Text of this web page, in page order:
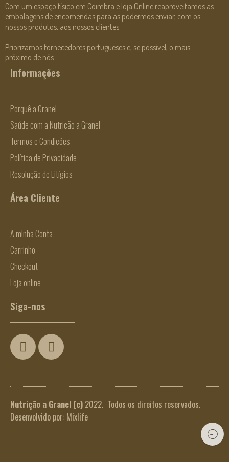
Com um espaço físico em Coimbra e loja Online reaproveitamos as
embalagens de encomendas para as podermos enviar, com os
nossos produtos, aos nossos clientes.
Priorizamos fornecedores portugueses e, se possível, o mais
próximo de nós.
Informações
Porquê a Granel
Saúde com a Nutrição a Granel
Termos e Condições
Política de Privacidade
Resolução de Litígios
Área Cliente
A minha Conta
Carrinho
Checkout
Loja online
Siga-nos
Nutrição a Granel (c) 2022. Todos os direitos reservados.
Desenvolvido por: Mixlife